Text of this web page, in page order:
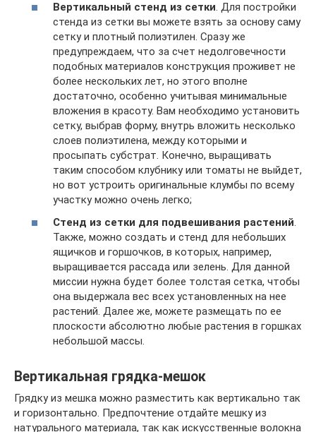
Вертикальный стенд из сетки. Для постройки
стенда из сетки вы можете взять за основу саму
сетку и плотный полиэтилен. Сразу же
предупреждаем, что за счет недолговечности
подобных материалов конструкция проживет не
более нескольких лет, но этого вполне
достаточно, особенно учитывая минимальные
вложения в красоту. Вам необходимо установить
сетку, выбрав форму, внутрь вложить несколько
слоев полиэтилена, между которыми и
просыпать субстрат. Конечно, выращивать
таким способом клубнику или томаты не выйдет,
но вот устроить оригинальные клумбы по всему
участку можно очень легко;
Стенд из сетки для подвешивания растений
Также, можно создать и стенд для небольших
ящичков и горшочков, в которых, например,
выращивается рассада или зелень. Для данной
миссии нужна будет более толстая сетка, чтобы
она выдержала вес всех установленных на нее
растений. Далее же, можете размещать по ее
плоскости абсолютно любые растения в горшках
небольшой массы.
Вертикальная грядка-мешок
Грядку из мешка можно разместить как вертикально так
и горизонтально. Предпочтение отдайте мешку из
натурального материала, так как искусственные волокна